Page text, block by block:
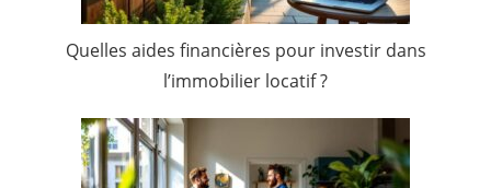
Quelles aides financières pour investir dans
l’immobilier locatif ?